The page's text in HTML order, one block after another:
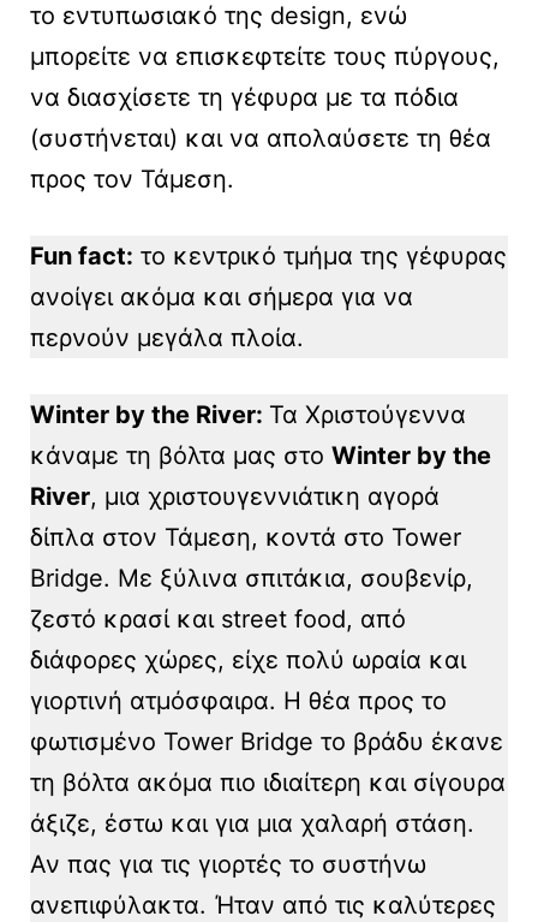
το εντυπωσιακό της design, ενώ
μπορείτε να επισκεφτείτε τους πύργους,
να διασχίσετε τη γέφυρα με τα πόδια
(συστήνεται) και να απολαύσετε τη θέα
προς τον Τάμεση.
Fun fact: το κεντρικό τμήμα της γέφυρας
ανοίγει ακόμα και σήμερα για να
περνούν μεγάλα πλοία.
Winter by the River: Τα Χριστούγεννα
κάναμε τη βόλτα μας στο Winter by the
River, μια χριστουγεννιάτικη αγορά
δίπλα στον Τάμεση, κοντά στο Tower
Bridge. Με ξύλινα σπιτάκια, σουβενίρ,
ζεστό κρασί και street food, από
διάφορες χώρες, είχε πολύ ωραία και
γιορτινή ατμόσφαιρα. Η θέα προς το
φωτισμένο Tower Bridge το βράδυ έκανε
τη βόλτα ακόμα πιο ιδιαίτερη και σίγουρα
άξιζε, έστω και για μια χαλαρή στάση.
Αν πας για τις γιορτές το συστήνω
ανεπιφύλακτα. Ήταν από τις καλύτερες